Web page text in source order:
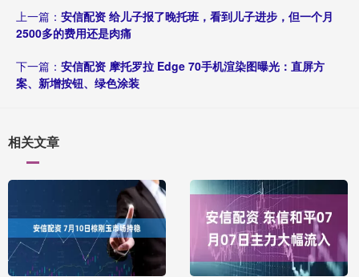
上一篇： 安信配资 给儿子报了晚托班，看到儿子进步，但一个月
2500多的费用还是肉痛
下一篇： 安信配资 摩托罗拉 Edge 70手机渲染图曝光：直屏方
案、新增按钮、绿色涂装
相关文章